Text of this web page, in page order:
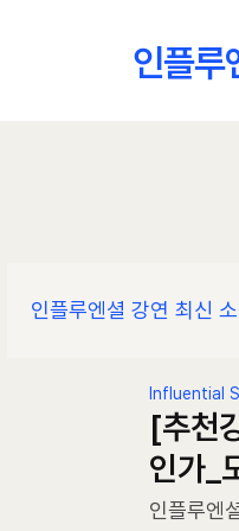
인플루
인플루엔셜 강연 최신
[추천
인가_
Influential
인플루엔